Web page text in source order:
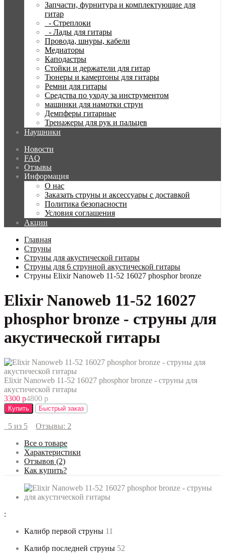
Запчасти, фурнитура и комплектующие для
гитар
- Стреплоки
- Лады для гитары
Провода, шнуры, кабели
Медиаторы
Каподастры
Стойки и держатели для гитар
Тюнеры и камертоны для гитары
Ремни для гитары
Средства по уходу за инструментом
машинки для намотки струн
Демпферы гитарные
Тренажеры для рук и пальцев
Наушники
Новости
FAQ
Отзывы
Информация
О нас
Заказать струны и аксессуары с доставкой
Политика безопасности
Условия соглашения
Акции
Главная
Струны
Струны для акустической гитары
Струны для 6 струнной акустической гитары
Струны Elixir Nanoweb 11-52 16027 phosphor bronze
Elixir Nanoweb 11-52 16027
phosphor bronze - струны для
акустической гитары
Elixir Nanoweb 11-52 16027 phosphor bronze - струны для
акустической гитары
3300 р4800 р
Купить Быстрый заказ
5 из 5
Отзывы: 2
Все о товаре
Характеристики
Отзывов (2)
Как купить?
:
Калибр первой струны 11
Калибр последней струны 52